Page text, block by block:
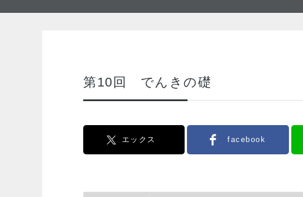
第10回 でんきの礎
エックス facebook